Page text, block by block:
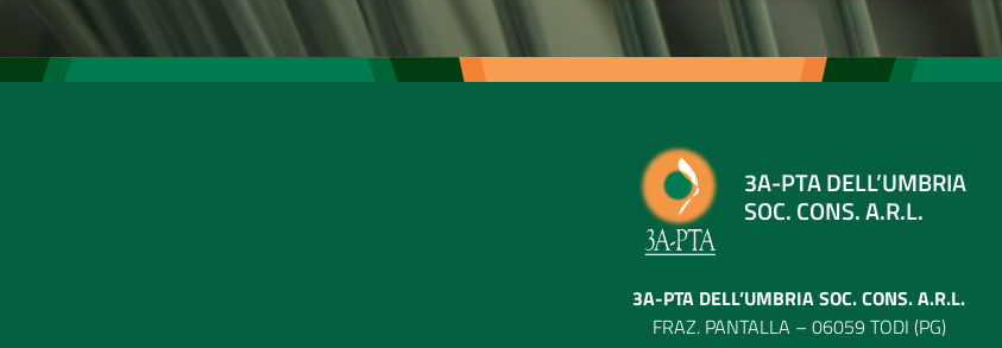
3A-PTA DELL’UMBRIA
SOC. CONS. A.R.L.
3A-PTA DELL’UMBRIA SOC. CONS. A.R.L.
FRAZ. PANTALLA – 06059 TODI (PG)